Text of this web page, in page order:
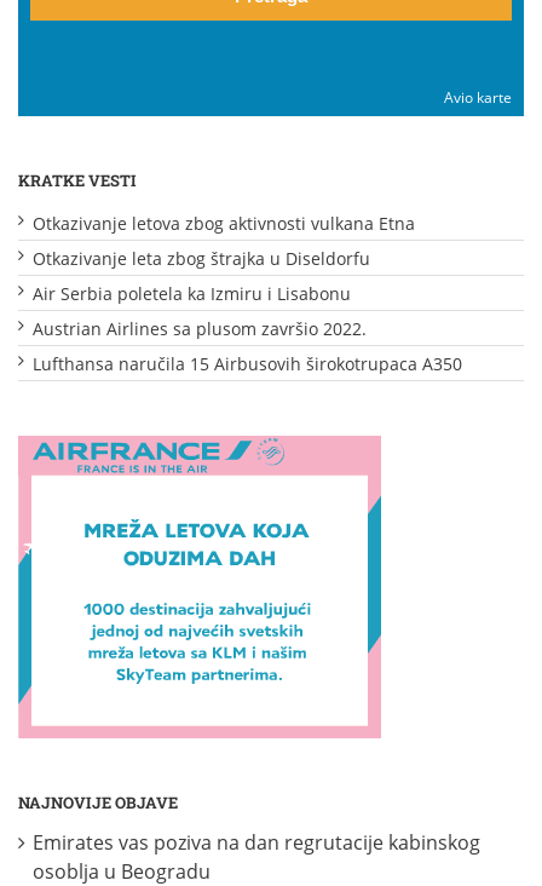
Avio karte
KRATKE VESTI
Otkazivanje letova zbog aktivnosti vulkana Etna
Otkazivanje leta zbog štrajka u Diseldorfu
Air Serbia poletela ka Izmiru i Lisabonu
Austrian Airlines sa plusom završio 2022.
Lufthansa naručila 15 Airbusovih širokotrupaca A350
NAJNOVIJE OBJAVE
Emirates vas poziva na dan regrutacije kabinskog
osoblja u Beogradu